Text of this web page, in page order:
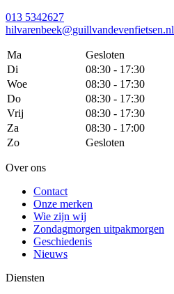
013 5342627
hilvarenbeek@guillvandevenfietsen.nl
Ma
Gesloten
Di
08:30 - 17:30
Woe
08:30 - 17:30
Do
08:30 - 17:30
Vrij
08:30 - 17:30
Za
08:30 - 17:00
Zo
Gesloten
Over ons
Contact
Onze merken
Wie zijn wij
Zondagmorgen uitpakmorgen
Geschiedenis
Nieuws
Diensten